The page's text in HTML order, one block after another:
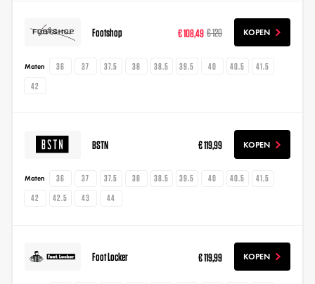
Footshop € 108,49 € 120 KOPEN
Maten 36 37 37.5 38 38.5 39.5 40 40.5
41.5
42
BSTN € 119,99 KOPEN
Maten 36 37 37.5 38 38.5 39.5 40 40.5
41.5
42
42.5 43 44
Foot Locker € 119,99 KOPEN